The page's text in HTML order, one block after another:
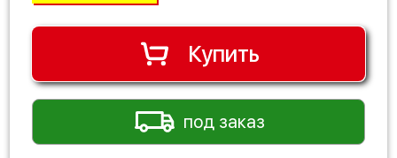
Купить
под заказ